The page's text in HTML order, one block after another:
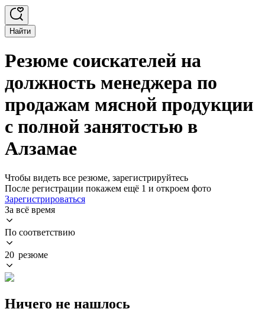
Найти
Резюме соискателей на
должность менеджера по
продажам мясной продукции
с полной занятостью в
Алзамае
Чтобы видеть все резюме, зарегистрируйтесь
После регистрации покажем ещё 1 и откроем фото
Зарегистрироваться
За всё время
По соответствию
20 резюме
Ничего не нашлось